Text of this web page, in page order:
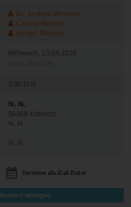
Dr. Andrea Weniger
Caudia Böhme
Jochen Meister
Mittwoch, 23.09.2026
5,00 EUR
N. N.
56068 Koblenz
N. N.
N. N.
Termine als iCal-Datei
Kursort anzeigen